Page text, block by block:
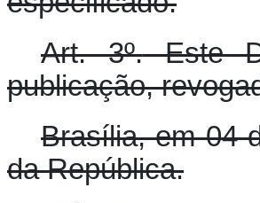
Art. 3º.Este
publicação,
Brasília, em 04
da República.